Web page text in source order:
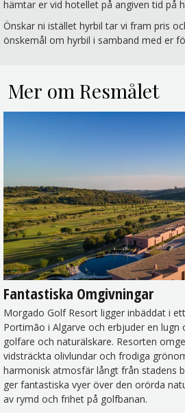
hämtar er vid hotellet på angiven tid på
Önskar ni istället hyrbil tar vi fram pris
önskemål om hyrbil i samband med er
Mer om Resmålet
Fantastiska Omgivningar
Morgado Golf Resort ligger inbäddat i
Portimão i Algarve och erbjuder en
golfare och naturälskare. Resorten
vidsträckta olivlundar och frodiga
harmonisk atmosfär långt från stadens
ger fantastiska vyer över den orörda
av rymd och frihet på golfbanan.